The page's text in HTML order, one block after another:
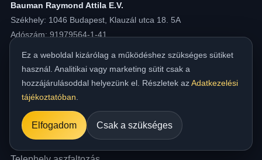
Bauman Raymond Attila E.V.
Székhely: 1046 Budapest, Klauzál utca 18. 5A
Adószám: 91979564-1-41
Szolgáltatások
Udvar aszfaltozás
Kocsibeálló aszfaltozás
Ez a weboldal kizárólag a működéshez szükséges sütiket
használ. Analitikai vagy marketing sütit csak a
hozzájárulásoddal helyezünk el. Részletek azAdatkezelési
tájékoztatóban
Elfogadom Csak a szükséges